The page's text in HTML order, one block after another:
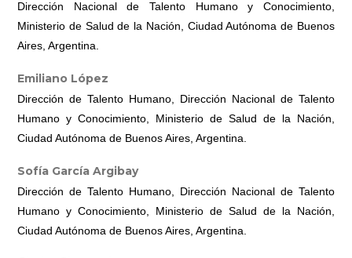
Dirección Nacional de Talento Humano y Conocimiento,
Ministerio de Salud de la Nación, Ciudad Autónoma de Buenos
Aires, Argentina.
Emiliano López
Dirección de Talento Humano, Dirección Nacional de Talento
Humano y Conocimiento, Ministerio de Salud de la Nación,
Ciudad Autónoma de Buenos Aires, Argentina.
Sofía García Argibay
Dirección de Talento Humano, Dirección Nacional de Talento
Humano y Conocimiento, Ministerio de Salud de la Nación,
Ciudad Autónoma de Buenos Aires, Argentina.